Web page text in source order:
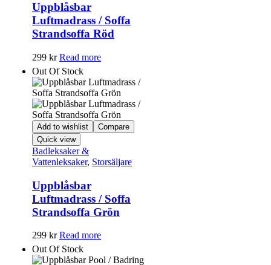
Uppblåsbar
Luftmadrass / Soffa
Strandsoffa Röd
299 kr Read more
Out Of Stock
Add to wishlist
Compare
Quick view
Badleksaker &
Vattenleksaker, Storsäljare
Uppblåsbar
Luftmadrass / Soffa
Strandsoffa Grön
299 kr Read more
Out Of Stock